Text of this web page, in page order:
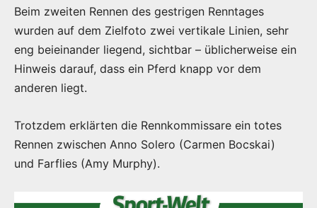
Beim zweiten Rennen des gestrigen Renntages
wurden auf dem Zielfoto zwei vertikale Linien, sehr
eng beieinander liegend, sichtbar – üblicherweise ein
Hinweis darauf, dass ein Pferd knapp vor dem
anderen liegt.
Trotzdem erklärten die Rennkommissare ein totes
Rennen zwischen Anno Solero (Carmen Bocskai)
und Farflies (Amy Murphy).